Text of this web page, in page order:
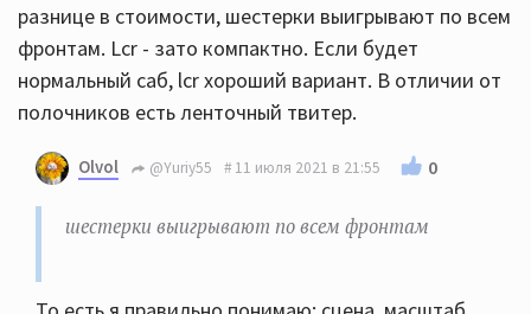
разнице в стоимости, шестерки выигрывают по всем
фронтам. Lcr - зато компактно. Если будет
нормальный саб, lcr хороший вариант. В отличии от
полочников есть ленточный твитер.
Olvol @Yuriy55 11 июля 2021 в 21:55 0
шестерки выигрывают по всем фронтам